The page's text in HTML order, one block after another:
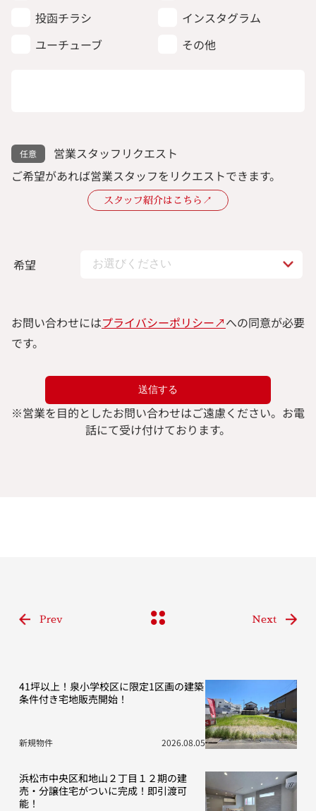
投函チラシ
インスタグラム
ユーチューブ
その他
営業スタッフリクエスト
ご希望があれば営業スタッフをリクエストできます。
スタッフ紹介はこちら↗︎
希望
お問い合わせにはプライバシーポリシー↗︎への同意が必要
です。
※営業を目的としたお問い合わせはご遠慮ください。 お電
話にて受け付けております。
Prev Next
41坪以上！泉小学校区に限定1区画の建築
条件付き宅地販売開始！
新規物件 2026.08.05
浜松市中央区和地山２丁目１２期の建
売・分譲住宅がついに完成！即引渡可
能！